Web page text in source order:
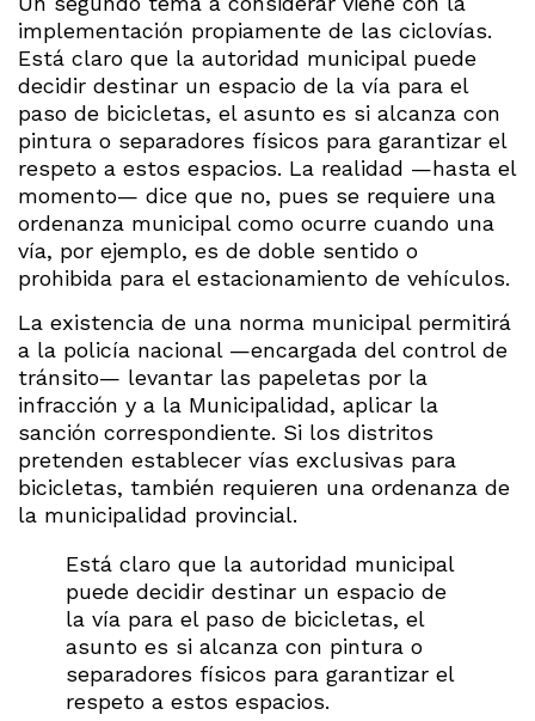
implementación propiamente de las ciclovías.
Está claro que la autoridad municipal puede
decidir destinar un espacio de la vía para el
paso de bicicletas, el asunto es si alcanza con
pintura o separadores físicos para garantizar el
respeto a estos espacios. La realidad —hasta el
momento— dice que no, pues se requiere una
ordenanza municipal como ocurre cuando una
vía, por ejemplo, es de doble sentido o
prohibida para el estacionamiento de vehículos.
La existencia de una norma municipal permitirá
a la policía nacional —encargada del control de
tránsito— levantar las papeletas por la
infracción y a la Municipalidad, aplicar la
sanción correspondiente. Si los distritos
pretenden establecer vías exclusivas para
bicicletas, también requieren una ordenanza de
la municipalidad provincial.
Está claro que la autoridad municipal
puede decidir destinar un espacio de
la vía para el paso de bicicletas, el
asunto es si alcanza con pintura o
separadores físicos para garantizar el
respeto a estos espacios.